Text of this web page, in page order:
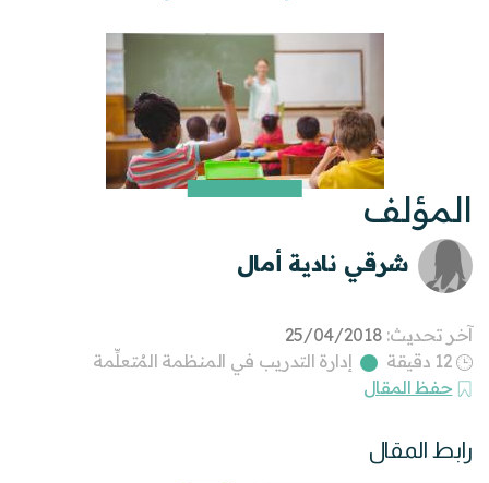
المؤلف
شرقي نادية أمال
آخر تحديث: 25/04/2018
12 دقيقة
إدارة التدريب في المنظمة المُتعلِّمة
حفظ المقال
رابط المقال